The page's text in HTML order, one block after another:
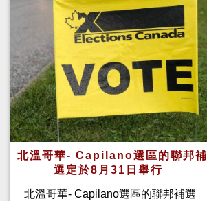
北溫哥華- Capilano選區的聯邦補
選定於8月31日舉行
北溫哥華- Capilano選區的聯邦補選